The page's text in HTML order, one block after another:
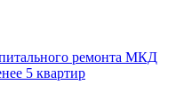
ремонта МКД
5 квартир